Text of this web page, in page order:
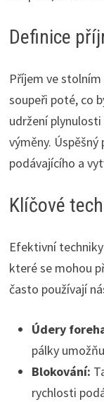
Definice
Příjem ve
soupeři poté, co
udržení
výměny.
podávajícího a
Klíčové
Efektivní
které se mohou
často používají
Údery
pálky
Blokování:
rychlosti